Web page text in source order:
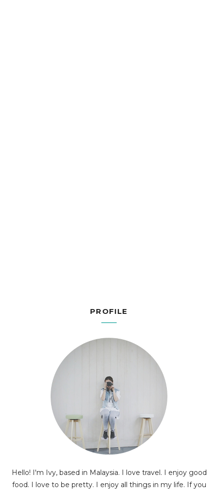
PROFILE
Hello! I'm Ivy, based in Malaysia. I love travel. I enjoy good
food. I love to be pretty. I enjoy all things in my life. If you